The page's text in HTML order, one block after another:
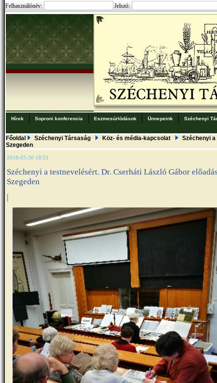
Felhasználónév: Jelszó:
Hírek Soproni konferencia Eszmesúrlódások Ünnepeink Széchenyi
Főoldal Széchenyi Társaság Köz- és média-kapcsolat
Széchenyi
Szegeden
2018-03-30 18:53
Széchenyi a testnevelésért. Dr. Cserháti László Gábor
Szegeden
|